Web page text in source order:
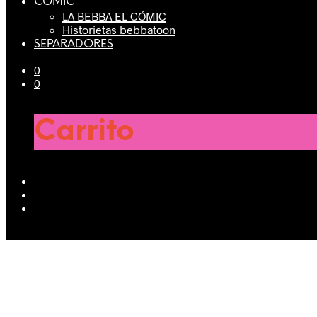
LA BEBBA EL CÓMIC
Historietas bebbatoon
SEPARADORES
0
0
Carrito